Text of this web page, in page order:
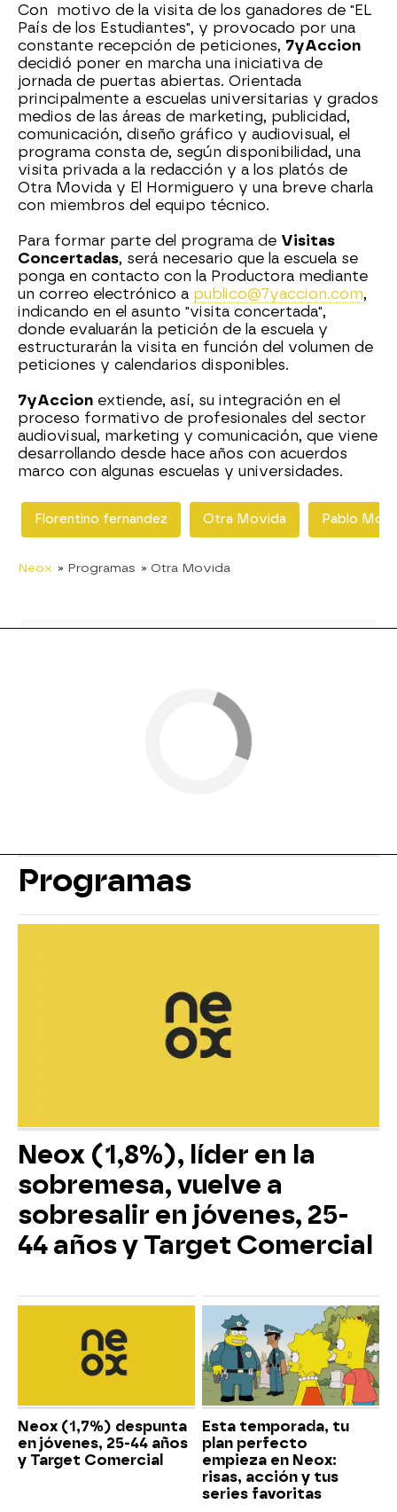
Con motivo de la visita de los ganadores de "EL
País de los Estudiantes", y provocado por una
constante recepción de peticiones, 7yAccion
decidió poner en marcha una iniciativa de
jornada de puertas abiertas. Orientada
principalmente a escuelas universitarias y grados
medios de las áreas de marketing, publicidad,
comunicación, diseño gráfico y audiovisual, el
programa consta de, según disponibilidad, una
visita privada a la redacción y a los platós de
Otra Movida y El Hormiguero y una breve charla
con miembros del equipo técnico.
Para formar parte del programa de Visitas
Concertadas, será necesario que la escuela se
ponga en contacto con la Productora mediante
un correo electrónico a publico@7yaccion.com,
indicando en el asunto "visita concertada",
donde evaluarán la petición de la escuela y
estructurarán la visita en función del volumen de
peticiones y calendarios disponibles.
7yAccion extiende, así, su integración en el
proceso formativo de profesionales del sector
audiovisual, marketing y comunicación, que viene
desarrollando desde hace años con acuerdos
marco con algunas escuelas y universidades.
Florentino fernandez Otra Movida Pablo
Neox » Programas » Otra Movida
Programas
Neox (1,8%), líder en la
sobremesa, vuelve a
sobresalir en jóvenes, 25-
44 años y Target Comercial
Neox (1,7%) despunta
en jóvenes, 25-44 años
y Target Comercial
Esta temporada, tu
plan perfecto
empieza en Neox:
risas, acción y tus
series favoritas